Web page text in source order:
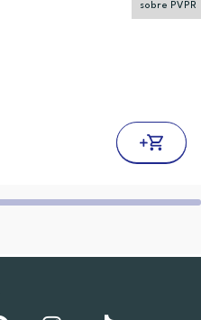
sobre PVPR